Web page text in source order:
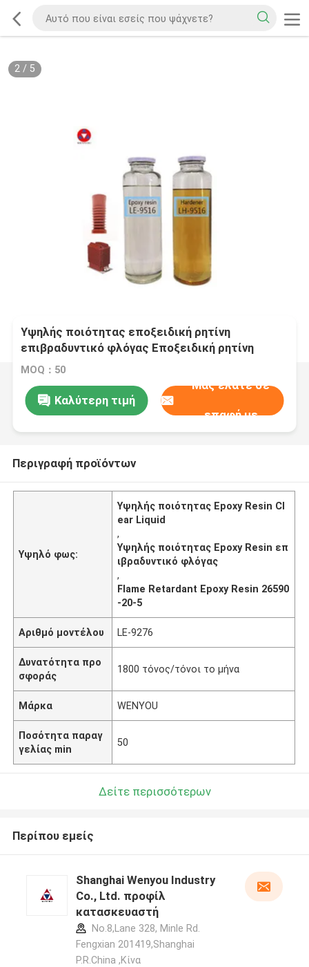
2/ 5
Υψηλής ποιότητας εποξειδική ρητίνη
επιβραδυντικό φλόγας Εποξειδική ρητίνη
Crystal Clear Liquid 26590-20-5
MOQ：50
Καλύτερη τιμή
Μας ελάτε σε
επαφή με
Περιγραφή προϊόντων
Υψηλό φως:
Υψηλής ποιότητας Epoxy Resin Cl
ear Liquid
,
Υψηλής ποιότητας Epoxy Resin επ
ιβραδυντικό φλόγας
,
Flame Retardant Epoxy Resin 26590
-20-5
Αριθμό μοντέλου LE-9276
Δυνατότητα προ
σφοράς
1800 τόνος/τόνοι το μήνα
Μάρκα WENYOU
Ποσότητα παραγ
γελίας min
50
Δείτε περισσότερων
Περίπου εμείς
Shanghai Wenyou Industry
Co., Ltd. προφίλ
κατασκευαστή
No.8,Lane 328, Minle Rd.
Fengxian 201419,Shanghai
P.R.China ,Κίνα